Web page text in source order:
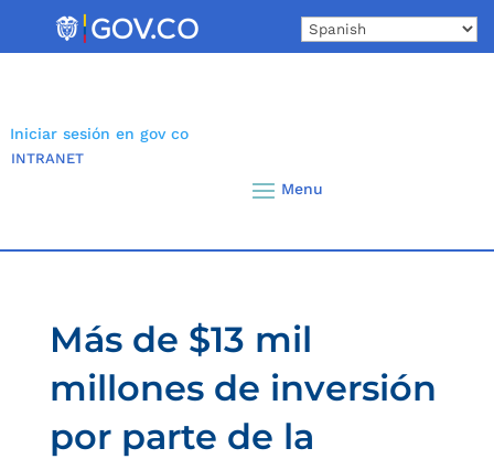
Iniciar sesión en gov co
INTRANET
Más de $13 mil
millones de inversión
por parte de la